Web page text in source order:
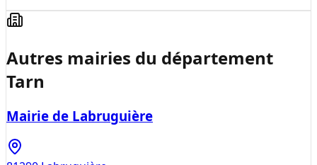
Autres mairies du département
Tarn
Mairie de Labruguière